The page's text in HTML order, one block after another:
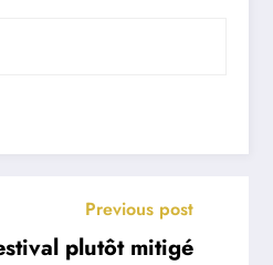
Previous post
plutôt mitigé